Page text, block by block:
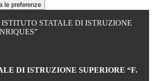
le preferenze
ISTITUTO STATALE DI ISTRUZIONE
DI ISTRUZIONE SUPERIORE “F.